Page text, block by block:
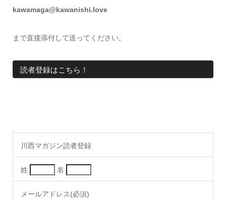
kawamaga@kawanishi.love
まで直接添付して送ってください。
読者登録はこちら！
川西マガジン読者登録
姓 名
メールアドレス(必須)